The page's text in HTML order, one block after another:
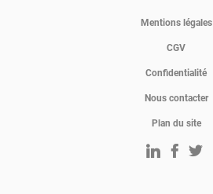
Mentions légales
CGV
Confidentialité
Nous contacter
Plan du site